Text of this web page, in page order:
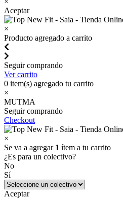
Aceptar
×
Producto agregado a carrito
Seguir comprando
Ver carrito
0 item(s) agregado tu carrito
×
MUTMA
Seguir comprando
Checkout
×
Se va a agregar 1 ítem a tu carrito
¿Es para un colectivo?
No
Sí
Aceptar